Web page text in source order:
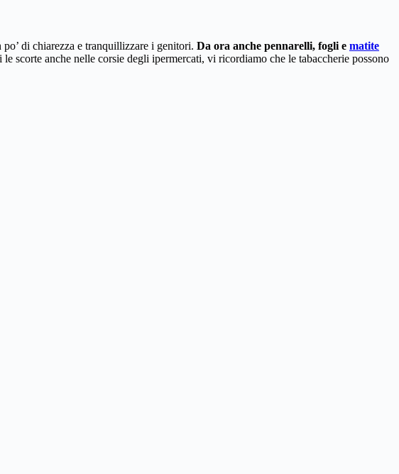
di chiarezza e tranquillizzare i genitori. Da ora anche pennarelli, fogli e matite
le scorte anche nelle corsie degli ipermercati, vi ricordiamo che le tabaccherie possono